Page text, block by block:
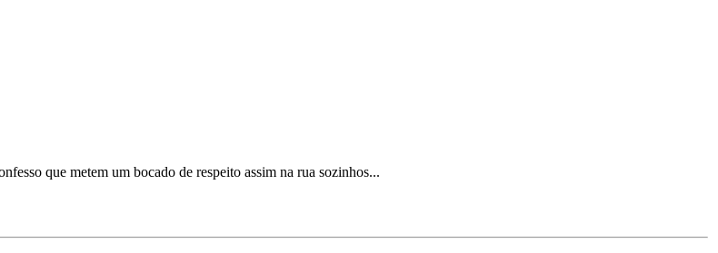
que metem um bocado de respeito assim na rua sozinhos...